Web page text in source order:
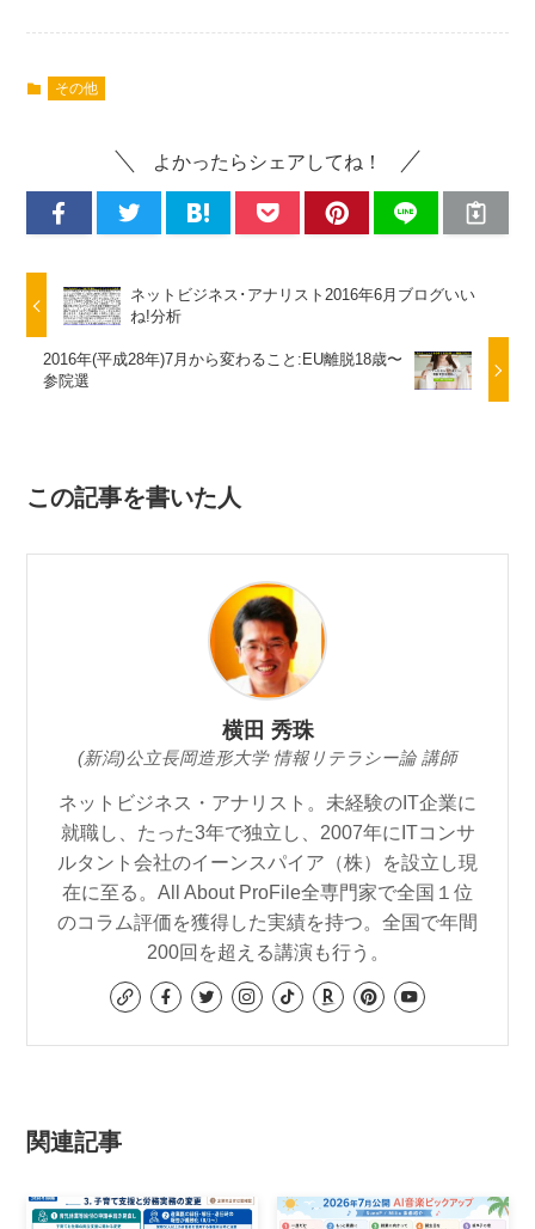
その他
よかったらシェアしてね！
ネットビジネス･アナリスト2016年6月ブログいい
ね!分析
2016年(平成28年)7月から変わること:EU離脱18歳〜
参院選
この記事を書いた人
横田 秀珠
(新潟)公立長岡造形大学 情報リテラシー論 講師
ネットビジネス・アナリスト。未経験のIT企業に
就職し、たった3年で独立し、2007年にITコンサ
ルタント会社のイーンスパイア（株）を設立し現
在に至る。All About ProFile全専門家で全国１位
のコラム評価を獲得した実績を持つ。全国で年間
200回を超える講演も行う。
関連記事